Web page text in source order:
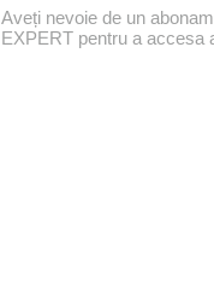
Aveți nevoie de un
EXPERT pentru a accesa